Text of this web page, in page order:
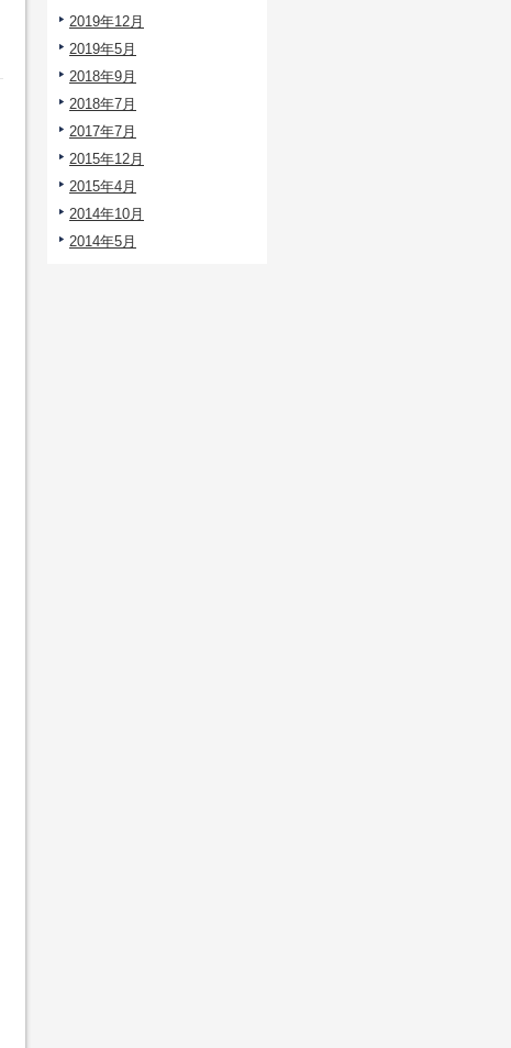
2019年12月
2019年5月
2018年9月
2018年7月
2017年7月
2015年12月
2015年4月
2014年10月
2014年5月